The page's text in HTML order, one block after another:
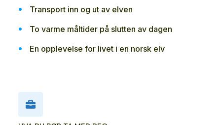
Transport inn og ut av elven
To varme måltider på slutten av dagen
En opplevelse for livet i en norsk elv